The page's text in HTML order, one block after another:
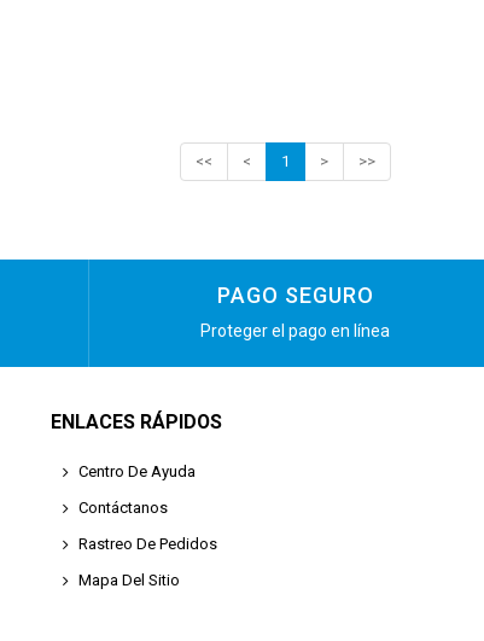
<< < 1 > >>
PAGO SEGURO
Proteger el pago en línea
ENLACES RÁPIDOS
Centro De Ayuda
Contáctanos
Rastreo De Pedidos
Mapa Del Sitio